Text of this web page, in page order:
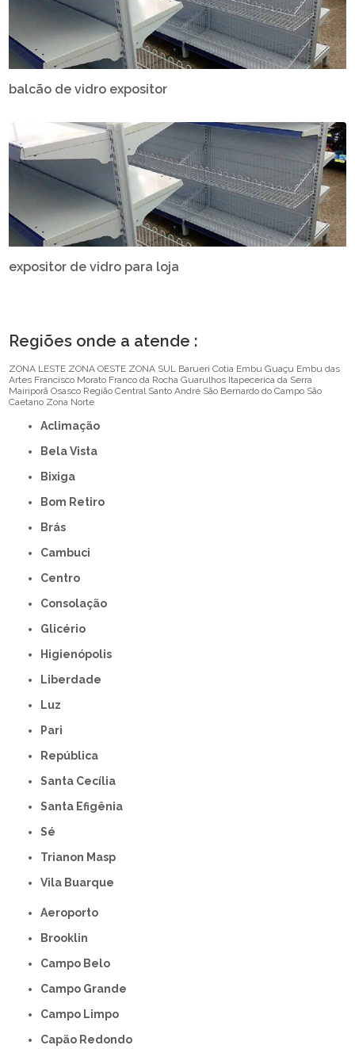
balcão de vidro expositor
expositor de vidro para loja
Regiões onde a atende :
ZONA LESTE ZONA OESTE ZONA SUL Barueri Cotia Embu Guaçu Embu das
Artes Francisco Morato Franco da Rocha Guarulhos Itapecerica da Serra
Mairiporã Osasco Região Central Santo André São Bernardo do Campo São
Caetano Zona Norte
Aclimação
Bela Vista
Bixiga
Bom Retiro
Brás
Cambuci
Centro
Consolação
Glicério
Higienópolis
Liberdade
Luz
Pari
República
Santa Cecília
Santa Efigênia
Sé
Trianon Masp
Vila Buarque
Aeroporto
Brooklin
Campo Belo
Campo Grande
Campo Limpo
Capão Redondo